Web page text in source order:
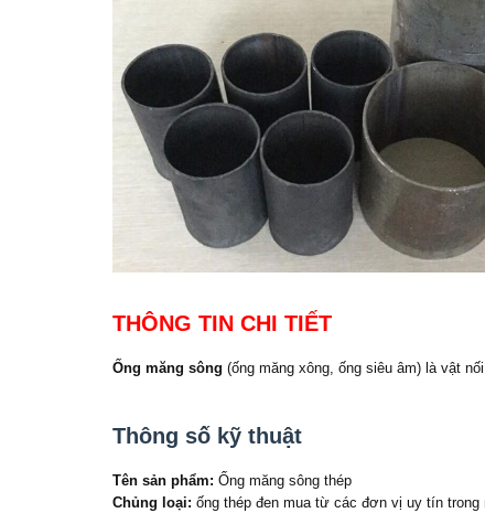
THÔNG TIN CHI TIẾT
Ống măng sông (ống măng xông, ống siêu âm) là vật
Thông số kỹ thuật
Tên sản phẩm: Ống măng sông thép
Chủng loại: ống thép đen mua từ các đơn vị uy tín trong